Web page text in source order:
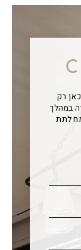
רק
במהלך
לתת